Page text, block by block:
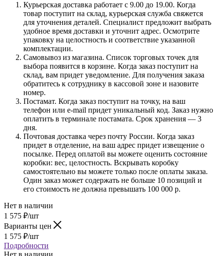
Курьерская доставка работает с 9.00 до 19.00. Когда
товар поступит на склад, курьерская служба свяжется
для уточнения деталей. Специалист предложит выбрать
удобное время доставки и уточнит адрес. Осмотрите
упаковку на целостность и соответствие указанной
комплектации.
Самовывоз из магазина. Список торговых точек для
выбора появится в корзине. Когда заказ поступит на
склад, вам придет уведомление. Для получения заказа
обратитесь к сотруднику в кассовой зоне и назовите
номер.
Постамат. Когда заказ поступит на точку, на ваш
телефон или e-mail придет уникальный код. Заказ нужно
оплатить в терминале постамата. Срок хранения — 3
дня.
Почтовая доставка через почту России. Когда заказ
придет в отделение, на ваш адрес придет извещение о
посылке. Перед оплатой вы можете оценить состояние
коробки: вес, целостность. Вскрывать коробку
самостоятельно вы можете только после оплаты заказа.
Один заказ может содержать не больше 10 позиций и
его стоимость не должна превышать 100 000 р.
Нет в наличии
1 575 ₽/шт
Варианты цен
1 575 ₽/шт
Подробности